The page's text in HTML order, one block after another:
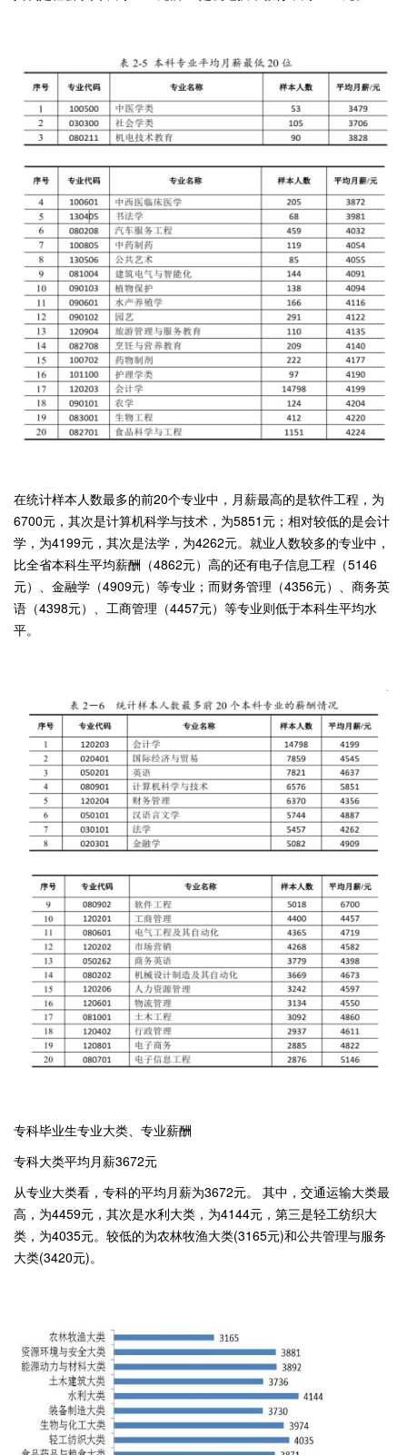
在统计样本人数最多的前20个专业中，月薪最高的是软件工程，为
6700元，其次是计算机科学与技术，为5851元；相对较低的是会计
学，为4199元，其次是法学，为4262元。就业人数较多的专业中，
比全省本科生平均薪酬（4862元）高的还有电子信息工程（5146
元）、金融学（4909元）等专业；而财务管理（4356元）、商务英
语（4398元）、工商管理（4457元）等专业则低于本科生平均水
平。
专科毕业生专业大类、专业薪酬
专科大类平均月薪3672元
从专业大类看，专科的平均月薪为3672元。 其中，交通运输大类最
高，为4459元，其次是水利大类，为4144元，第三是轻工纺织大
类，为4035元。较低的为农林牧渔大类(3165元)和公共管理与服务
大类(3420元)。